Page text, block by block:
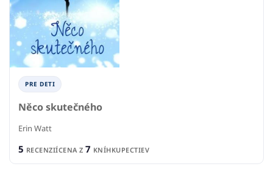
PRE DETI
Něco skutečného
Erin Watt
5 RECENZIÍCENA Z 7 KNÍHKUPECTIEV